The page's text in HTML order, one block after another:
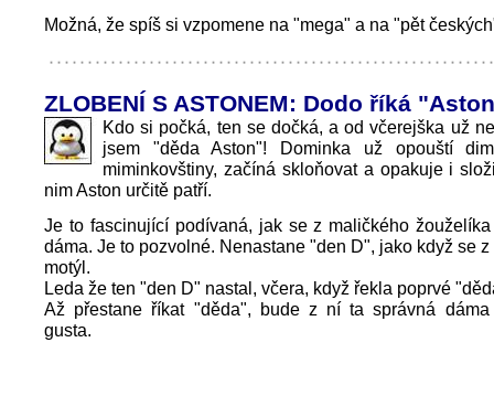
Možná, že spíš si vzpomene na "mega" a na "pět
ZLOBENÍ S ASTONEM: Dodo říká
Kdo si počká, ten se dočká, a od včerejška už
jsem "děda Aston"! Dominka už opouští
miminkovštiny, začíná skloňovat a opakuje i
nim Aston určitě patří.
Je to fascinující podívaná, jak se z maličkého
dáma. Je to pozvolné. Nenastane "den D", jako když se
motýl.
Leda že ten "den D" nastal, včera, když řekla poprvé
Až přestane říkat "děda", bude z ní ta správná
gusta.